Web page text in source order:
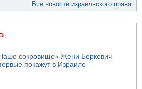
Все новости израильского права
сокровище» Жени Беркович
покажут в Израиле